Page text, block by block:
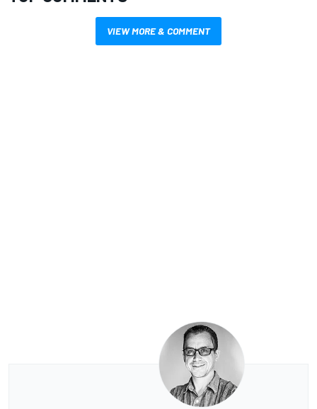
VIEW MORE & COMMENT